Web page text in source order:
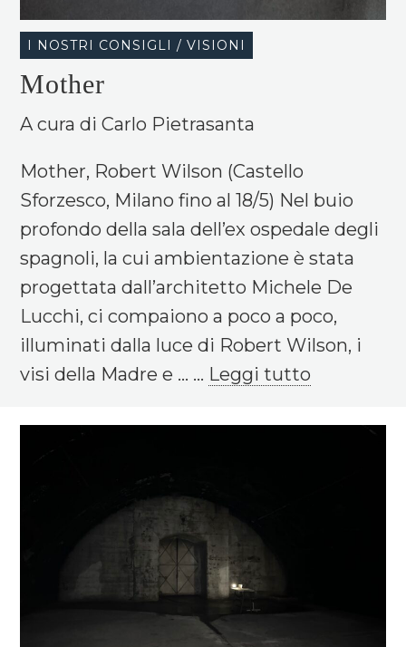
I NOSTRI CONSIGLI / VISIONI
Mother
A cura di Carlo Pietrasanta
Mother, Robert Wilson (Castello
Sforzesco, Milano fino al 18/5) Nel buio
profondo della sala dell’ex ospedale degli
spagnoli, la cui ambientazione è stata
progettata dall’architetto Michele De
Lucchi, ci compaiono a poco a poco,
illuminati dalla luce di Robert Wilson, i
visi della Madre e ... ... Leggi tutto